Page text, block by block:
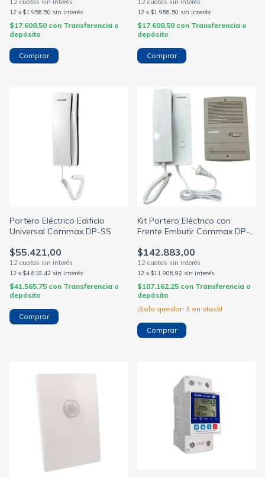
12 x $1.956,50 sin interés
$17.608,50 con Transferencia o
depósito
12 x $1.956,50 sin interés
$17.608,50 con Transferencia o
depósito
Portero Eléctrico Edificio
Universal Commax DP-SS
$55.421,00
12 x $4.618,42 sin interés
$41.565,75 con Transferencia o
depósito
Kit Portero Eléctrico con
Frente Embutir Commax DP-
$142.883,00
12 x $11.906,92 sin interés
$107.162,25 con Transferencia o
depósito
¡Solo quedan 3 en stock!